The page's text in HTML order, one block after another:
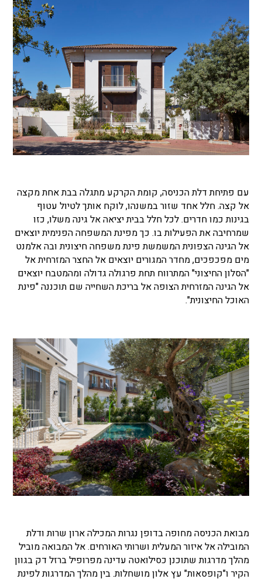
עם פתיחת דלת הכניסה, קומת הקרקע מתגלה בבת אחת מקצה
אל קצה. חלל אחד שזור במשנהו, לוקח אותך לטיול עטוף
בגינות כמו חדרים. לכל חלל בבית יציאה אל גינה משלו, כזו
שמרחיבה את הפעילות בו. כך מפינת המשפחה הפנימית יוצאים
אל הגינה הצפונית המשמשת פינת משפחה חיצונית ובה אלמנט
מים מפכפכים, מחדר המגורים יוצאים אל החצר המזרחית אל
"הסלון החיצוני" המתרווח תחת פרגולה גדולה ומהמטבח יוצאים
אל הגינה המזרחית הצופה אל בריכת השחייה שם תוכננה "פינת
האוכל החיצונית".
מבואת הכניסה מחופה בדופן נגרות המכילה ארון שרות ודלת
המובילה אל איזור המעלית ושרותי האורחים. אל המבואה מוביל
מהלך מדרגות שתוכנן כסילואטה עדינה מפרופיל ברזל דק בגוון
הקיר ו"קופסאות" עץ אלון מושחלות. בין מהלך המדרגות לפינת